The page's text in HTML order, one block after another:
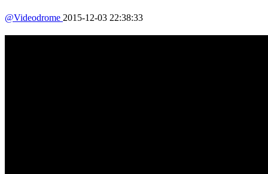
@Videodrome 2015-12-03 22:38:33